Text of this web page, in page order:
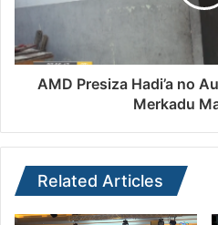
AMD Presiza Hadi’a no
Merkadu
Related Articles